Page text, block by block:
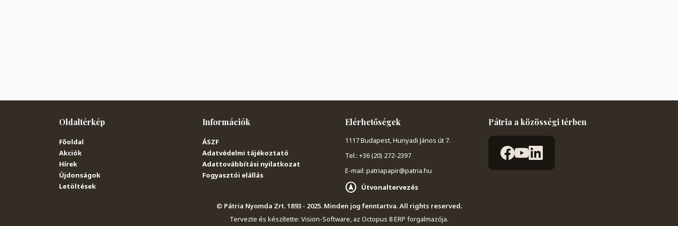
Oldaltérkép
Főoldal
Akciók
Hírek
Újdonságok
Letöltések
Információk
ÁSZF
Adatvédelmi tájékoztató
Adattovábbítási nyilatkozat
Fogyasztói elállás
Elérhetőségek
1117 Budapest, Hunyadi János út 7.
Tel.: +36 (20) 272-2397
E-mail: patriapapir@patria.hu
Útvonaltervezés
Pátria a közösségi térben
© Pátria Nyomda Zrt. 1893 - 2025. Minden jog fenntartva. All rights reserved.
Tervezte és készítette: Vision-Software, az Octopus 8 ERP forgalmazója.